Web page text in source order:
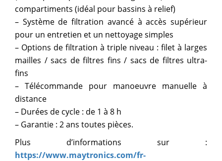
compartiments (idéal pour bassins à relief)
– Système de filtration avancé à accès supérieur
pour un entretien et un nettoyage simples
– Options de filtration à triple niveau : filet à larges
mailles / sacs de filtres fins / sacs de filtres ultra-
fins
– Télécommande pour manoeuvre manuelle à
distance
– Durées de cycle : de 1 à 8 h
– Garantie : 2 ans toutes pièces.
Plus d’informations sur :
https://www.maytronics.com/fr-